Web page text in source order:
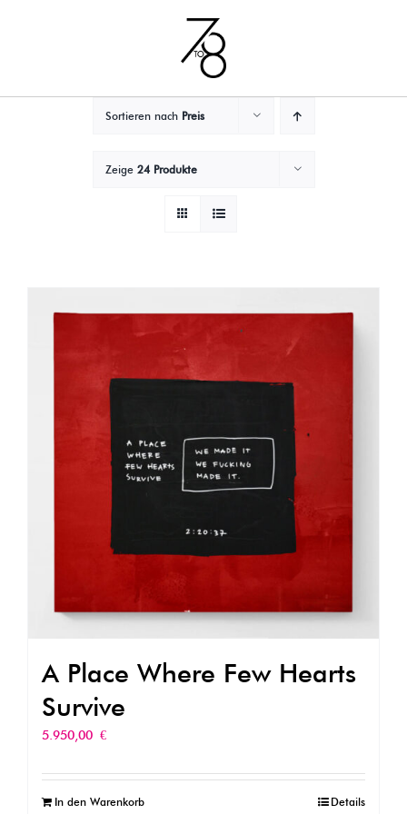
Sortieren nach Preis
Zeige 24 Produkte
A Place Where Few Hearts
Survive
5.950,00 €
In den Warenkorb Details